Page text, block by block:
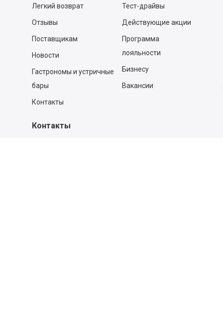
Легкий возврат
Отзывы
Поставщикам
Новости
Гастрономы и устричные
бары
Контакты
Тест-драйвы
Действующие акции
Программа
лояльности
Бизнесу
Вакансии
Контакты